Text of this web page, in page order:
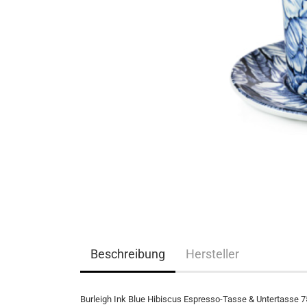
Beschreibung Hersteller
Burleigh Ink Blue Hibiscus Espresso-Tasse & Untertasse